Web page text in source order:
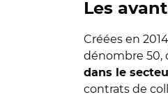
Les
Créées en
dénombre 50,
dans le
contrats de